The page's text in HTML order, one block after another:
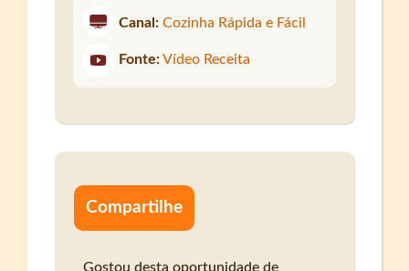
Canal: Cozinha Rápida e Fácil
Fonte: Vídeo Receita
Compartilhe
Gostou desta oportunidade de